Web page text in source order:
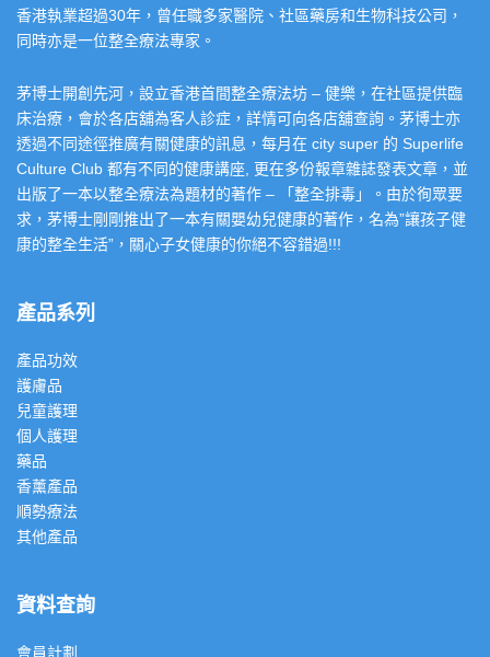
香港執業超過30年，曾任職多家醫院、社區藥房和生物科技公司，
同時亦是一位整全療法專家。
茅博士開創先河，設立香港首間整全療法坊 – 健樂，在社區提供臨
床治療，會於各店舖為客人診症，詳情可向各店舖查詢。茅博士亦
透過不同途徑推廣有關健康的訊息，每月在 city super 的 Superlife
Culture Club 都有不同的健康講座, 更在多份報章雜誌發表文章，並
出版了一本以整全療法為題材的著作 – 「整全排毒」。由於徇眾要
求，茅博士剛剛推出了一本有關嬰幼兒健康的著作，名為”讓孩子健
康的整全生活”，關心子女健康的你絕不容錯過!!!
產品系列
產品功效
護膚品
兒童護理
個人護理
藥品
香薰產品
順勢療法
其他產品
資料查詢
會員計劃